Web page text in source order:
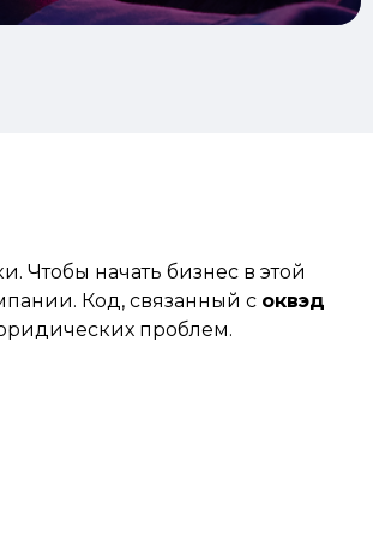
Чтобы начать бизнес в этой
Код, связанный с оквэд
проблем.